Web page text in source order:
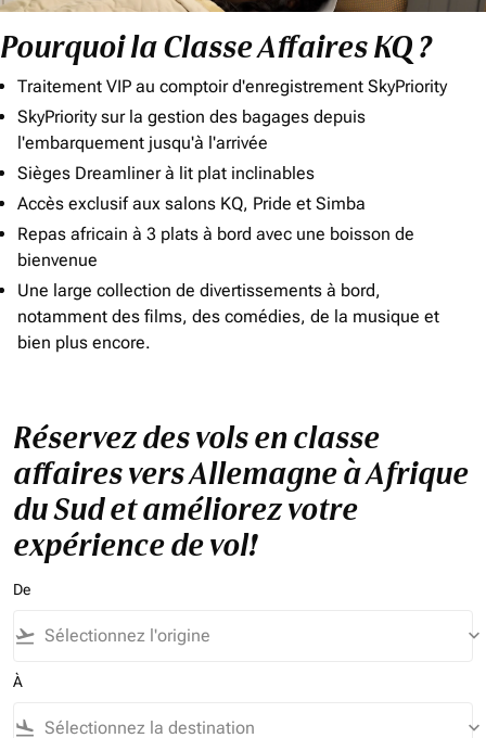
Pourquoi la Classe Affaires KQ ?
Traitement VIP au comptoir d'enregistrement SkyPriority
SkyPriority sur la gestion des bagages depuis
l'embarquement jusqu'à l'arrivée
Sièges Dreamliner à lit plat inclinables
Accès exclusif aux salons KQ, Pride et Simba
Repas africain à 3 plats à bord avec une boisson de
bienvenue
Une large collection de divertissements à bord,
notamment des films, des comédies, de la musique et
bien plus encore.
Réservez des vols en classe
affaires vers Allemagne à Afrique
du Sud et améliorez votre
expérience de vol!
De
flight_takeoff keyboard_arrow_down
À
flight_land keyboard_arrow_down